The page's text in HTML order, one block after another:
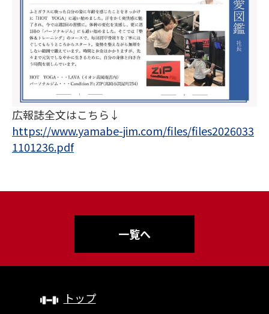
広報誌全文はこちら↓
https://www.yamabe-jim.com/files/files2026033
1101236.pdf
一覧へ
トップ